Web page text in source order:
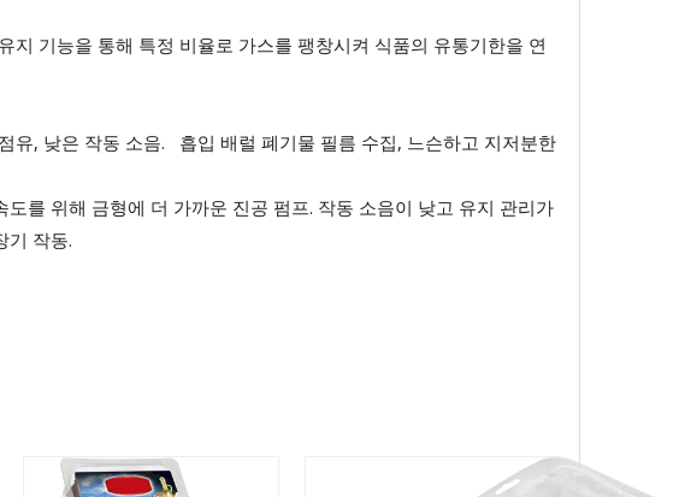
기능을 통해 특정 비율로 가스를 팽창시켜 식품의 유통기한을 연
유, 낮은 작동 소음. 흡입 배럴 폐기물 필름 수집, 느슨하고 지저분한
를 위해 금형에 더 가까운 진공 펌프. 작동 소음이 낮고 유지 관리가
기 작동.